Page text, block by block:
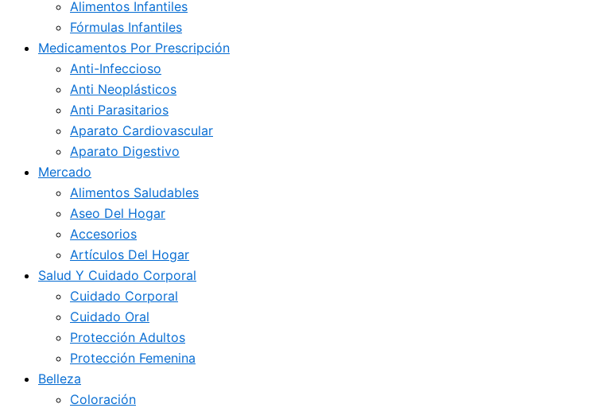
Alimentos Infantiles
Fórmulas Infantiles
Medicamentos Por Prescripción
Anti-Infeccioso
Anti Neoplásticos
Anti Parasitarios
Aparato Cardiovascular
Aparato Digestivo
Mercado
Alimentos Saludables
Aseo Del Hogar
Accesorios
Artículos Del Hogar
Salud Y Cuidado Corporal
Cuidado Corporal
Cuidado Oral
Protección Adultos
Protección Femenina
Belleza
Coloración